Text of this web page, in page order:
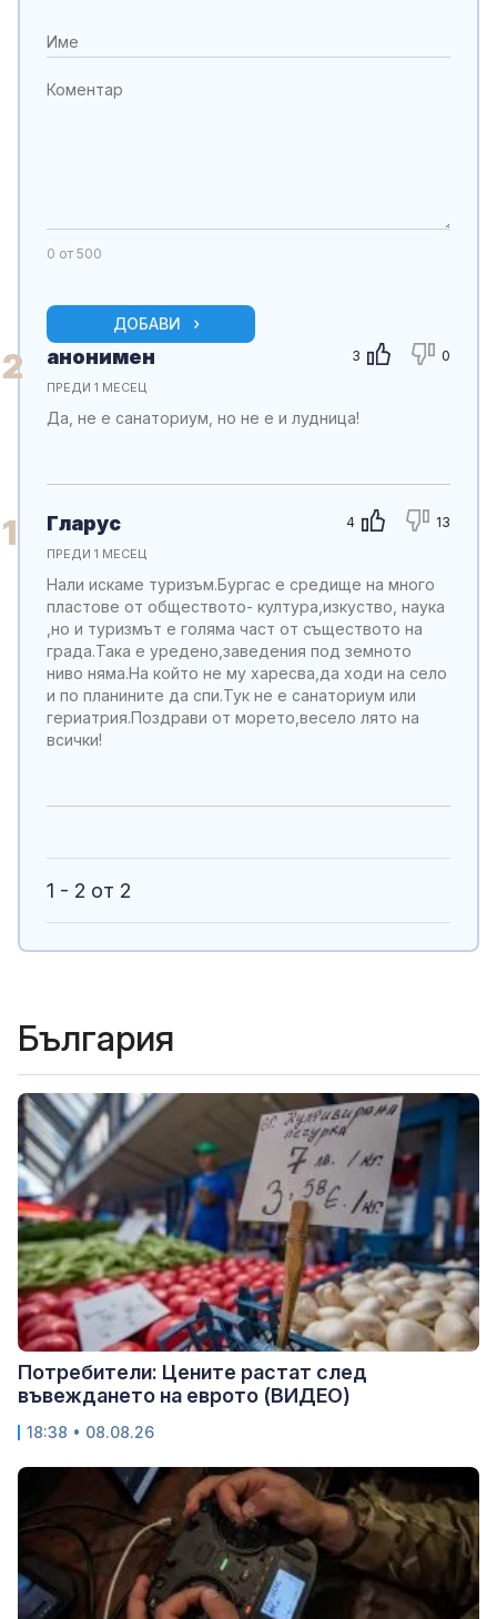
0 от 500
ДОБАВИ
2 3 0
анонимен
ПРЕДИ 1 МЕСЕЦ
Да, не е санаториум, но не е и лудница!
1 4 13
Гларус
ПРЕДИ 1 МЕСЕЦ
Нали искаме туризъм.Бургас е средище на много
пластове от обществото- култура,изкуство, наука
,но и туризмът е голяма част от съществото на
града.Така е уредено,заведения под земното
ниво няма.На който не му харесва,да ходи на село
и по планините да спи.Тук не е санаториум или
гериатрия.Поздрави от морето,весело лято на
всички!
1 - 2 от 2
България
Потребители: Цените растат след
въвеждането на еврото (ВИДЕО)
18:38 • 08.08.26